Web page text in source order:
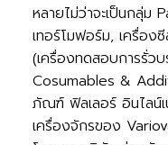
หลายไม่ว่าจะเป็นกลุ่ม
เทอร์โมฟอร์ม, เครื่อ
(เครื่องทดสอบการรั่ว
Cosumables &
ภัณฑ์ ฟิลเลอร์ อินไลน์
เครื่องจักรของ